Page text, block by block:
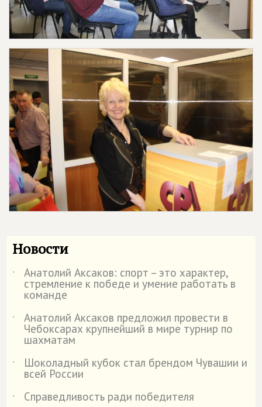
Новости
˙ Анатолий Аксаков: спорт – это характер,
стремление к победе и умение работать в
команде
˙
Анатолий Аксаков предложил провести в
Чебоксарах крупнейший в мире турнир по
шахматам
˙
Шоколадный кубок стал брендом Чувашии и
всей России
˙
Справедливость ради победителя